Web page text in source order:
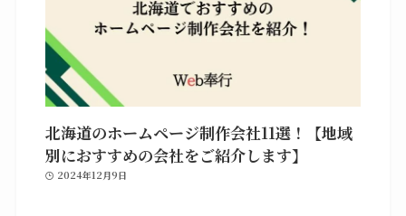
北海道のホームページ制作会社11選！【地域
別におすすめの会社をご紹介します】
2024年12月9日